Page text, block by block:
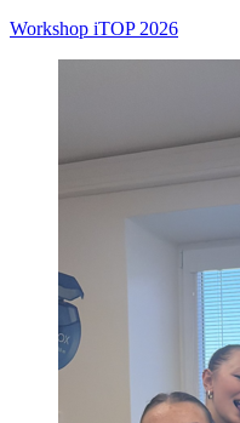
Workshop iTOP 2026